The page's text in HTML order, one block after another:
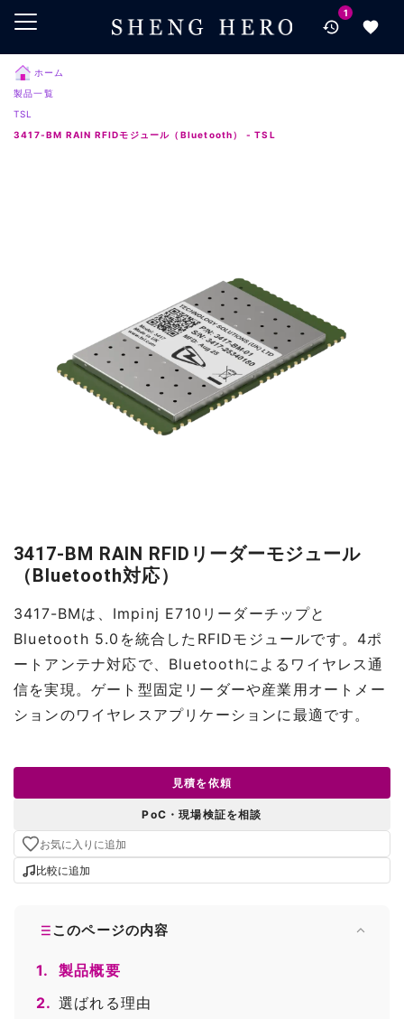
メインコンテンツにスキップ
検索にスキップ
フッターにスキップ
1
ホーム
製品一覧
TSL
3417-BM RAIN RFIDモジュール（Bluetooth） - TSL
3417-BM RAIN RFIDリーダーモジュール
（Bluetooth対応）
3417-BMは、Impinj E710リーダーチップと
Bluetooth 5.0を統合したRFIDモジュールです。4ポ
ートアンテナ対応で、Bluetoothによるワイヤレス通
信を実現。ゲート型固定リーダーや産業用オートメー
ションのワイヤレスアプリケーションに最適です。
見積を依頼
PoC・現場検証を相談
お気に入りに追加
比較に追加
このページの内容
1.
製品概要
2. 選ばれる理由